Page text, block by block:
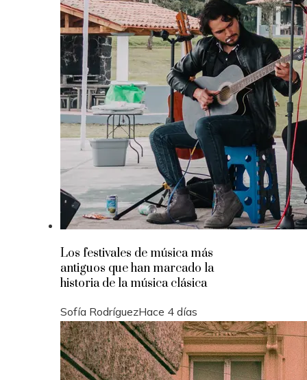
Los festivales de música más
antiguos que han marcado la
historia de la música clásica
Sofía RodríguezHace 4 días